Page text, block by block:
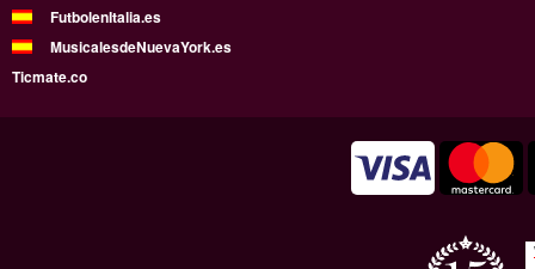
FutbolenItalia.es
MusicalesdeNuevaYork.es
Ticmate.co